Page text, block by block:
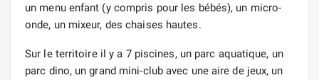
un menu enfant (y compris pour les bébés), un micro-
onde, un mixeur, des chaises hautes.
Sur le territoire il y a 7 piscines, un parc aquatique, un
parc dino, un grand mini-club avec une aire de jeux, un